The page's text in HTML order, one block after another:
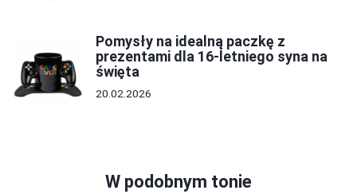
Pomysły na idealną paczkę z
prezentami dla 16-letniego syna na
święta
20.02.2026
W podobnym tonie